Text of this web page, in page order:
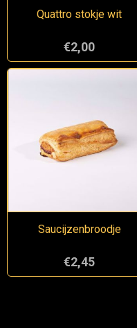
Quattro stokje wit
€2,00
Saucijzenbroodje
€2,45